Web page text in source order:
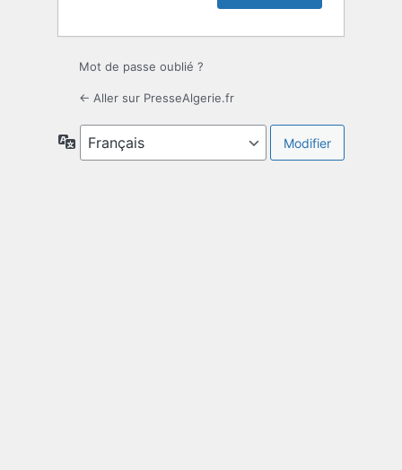
Mot de passe oublié ?
← Aller sur PresseAlgerie.fr
Langue